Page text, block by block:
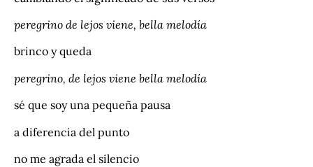
peregrino de lejos viene, bella melodía
brinco y queda
peregrino, de lejos viene bella melodía
sé que soy una pequeña pausa
a diferencia del punto
no me agrada el silencio